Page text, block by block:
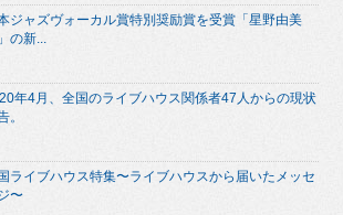
ジャズヴォーカル賞特別奨励賞を受賞「星野由美
の新...
年4月、全国のライブハウス関係者47人からの現状
。
ライブハウス特集〜ライブハウスから届いたメッセ
〜